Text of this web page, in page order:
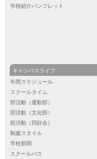
学校紹介パンフレット
キャンパスライフ
年間スケジュール
スクールタイム
部活動（運動部）
部活動（文化部）
部活動（同好会）
制服スタイル
学校新聞
スクールバス